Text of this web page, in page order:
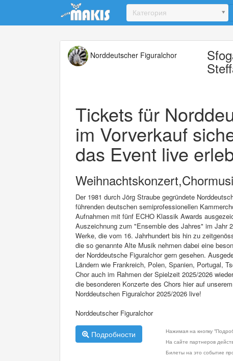
Update cookies preferences
Категория
Norddeutscher Figuralchor
Tickets für
im Vorverkauf
das Event live
Der 1981 durch Jörg Straube gegründete
führenden deutschen semiprofessionellen
Aufnahmen mit fünf ECHO Klassik Awards
Auszeichnung zum "Ensemble des Jahres" im Jahr
Werke, die vom 16. Jahrhundert bis hin zu
die so genannte Alte Musik nehmen dabei eine
der Norddeutsche Figuralchor gern gesehen.
Ländern wie Frankreich, Polen, Spanien, Portugal,
Chor auch im Rahmen der Spielzeit 2025/2026
die besonderen Konzerte des Chors hier auf
Norddeutschen Figuralchor 2025/2026 live!
Norddeutscher Figuralchor
Подробности
Нажимая на кнопку
На сайте партнеров
Билеты на это событие